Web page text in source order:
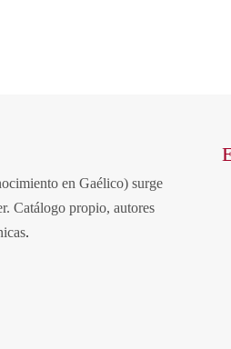
en Gaélico) surge
Catálogo propio, autores
.